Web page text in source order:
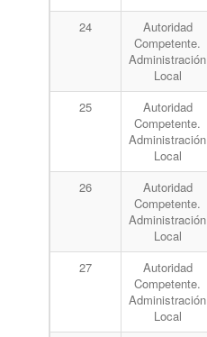
24
Autoridad
Competente.
Administración
Local
25
Autoridad
Competente.
Administración
Local
26
Autoridad
Competente.
Administración
Local
27
Autoridad
Competente.
Administración
Local